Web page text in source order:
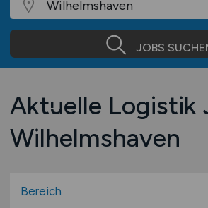
JOBS
Aktuelle Logistik
Wilhelmshaven
Bereich